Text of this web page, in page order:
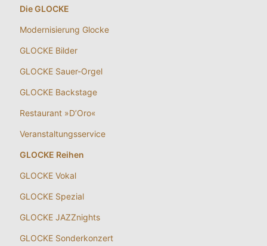
Die GLOCKE
Modernisierung Glocke
GLOCKE Bilder
GLOCKE Sauer-Orgel
GLOCKE Backstage
Restaurant »D’Oro«
Veranstaltungsservice
GLOCKE Reihen
GLOCKE Vokal
GLOCKE Spezial
GLOCKE JAZZnights
GLOCKE Sonderkonzert